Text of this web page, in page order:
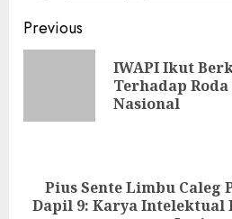
Continue
Reading
Previous
IWAPI Ikut
Terhadap
Nasional
Next
Pius Sente Limbu Caleg
Dapil 9: Karya Intelektual